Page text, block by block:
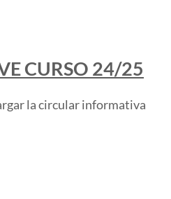
CURSO 24/25
la circular informativa